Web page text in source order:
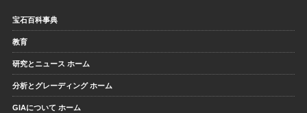
宝石百科事典
教育
研究とニュース ホーム
分析とグレーディング ホーム
GIAについて ホーム